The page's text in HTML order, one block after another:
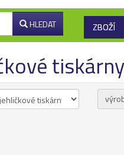
HLEDAT ZBOŽÍ